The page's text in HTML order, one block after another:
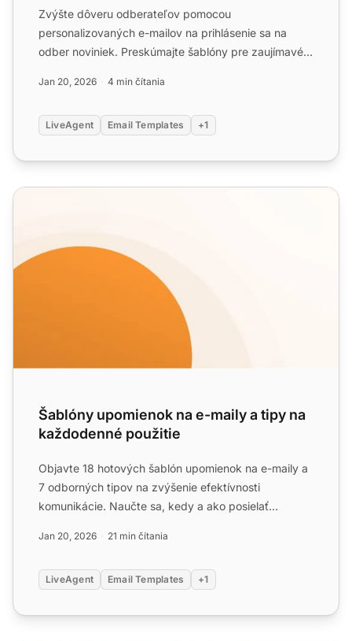
Zvýšte dôveru odberateľov pomocou
personalizovaných e-mailov na prihlásenie sa na
odber noviniek. Preskúmajte šablóny pre zaujímavé
Jan 20, 2026 4 min čítania
LiveAgent Email Templates +1
Šablóny upomienok na e-maily a tipy na každodenné
Šablóny upomienok na e-maily a tipy na
každodenné použitie
Objavte 18 hotových šablón upomienok na e-maily a
7 odborných tipov na zvýšenie efektívnosti
komunikácie. Naučte sa, kedy a ako posielať
Jan 20, 2026 21 min čítania
LiveAgent Email Templates +1